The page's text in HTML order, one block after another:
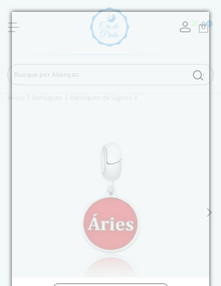
0
Início Berloques Berloques de Signos